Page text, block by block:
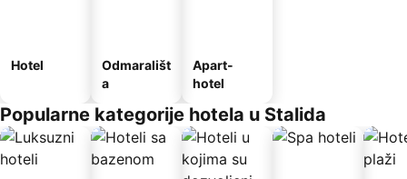
Hotel
Odmarališt
a
Apart-
hotel
Popularne kategorije hotela u Stalida